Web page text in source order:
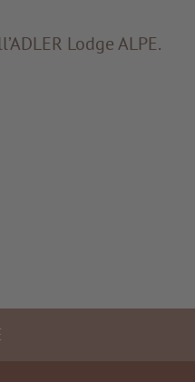
Lodge ALPE.